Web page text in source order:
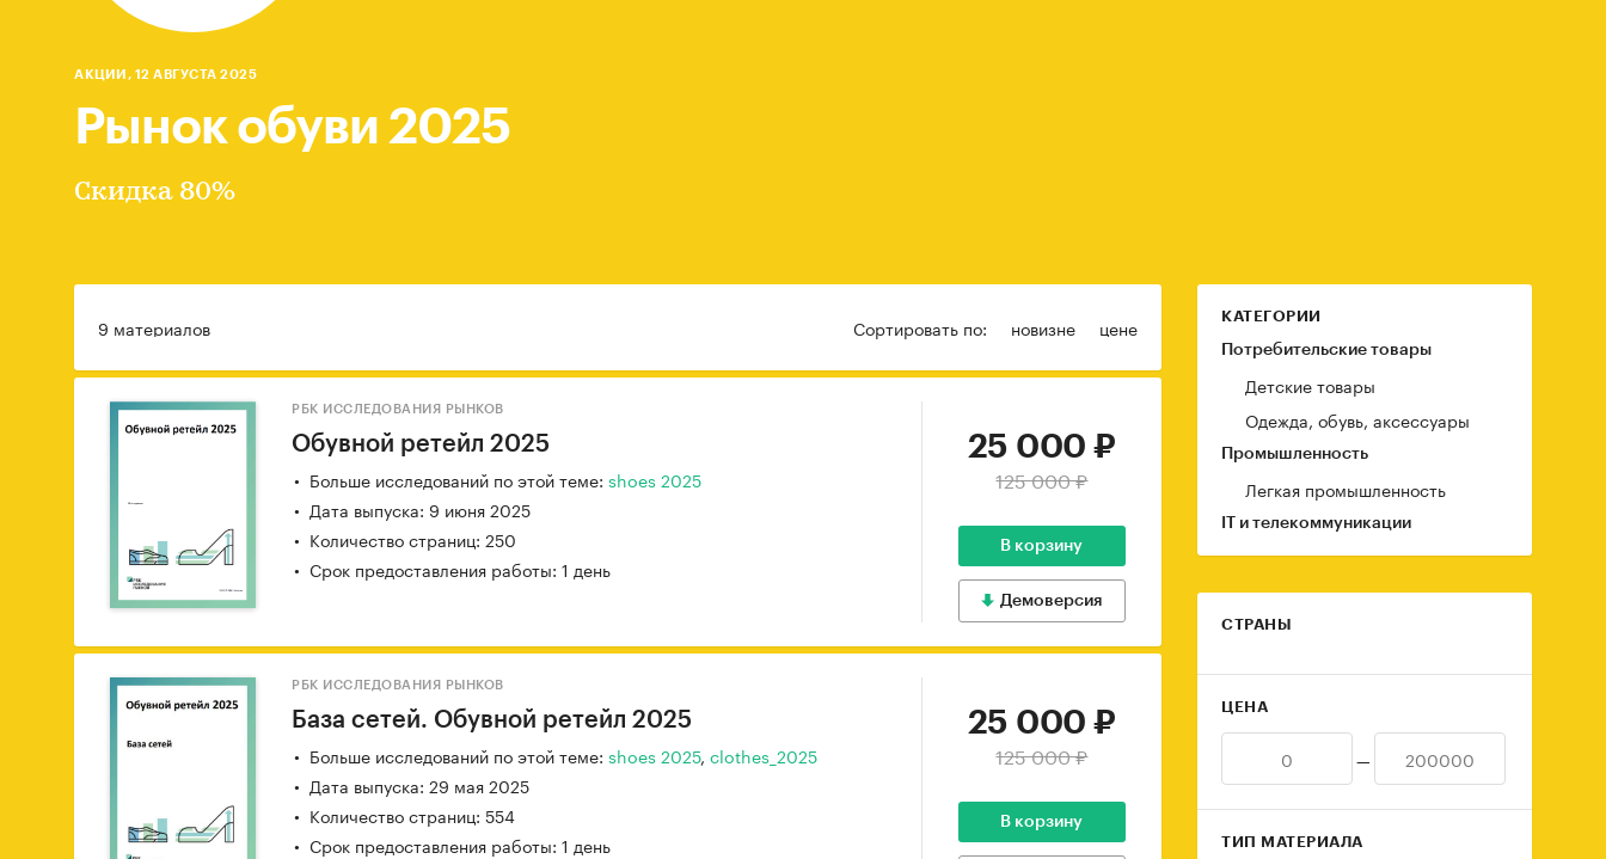
АКЦИИ, 12 АВГУСТА 2025
Рынок обуви 2025
Скидка 80%
Сортировать по: новизне цене
9 материалов КАТЕГОРИИ
Потребительские товары
Детские товары
Одежда, обувь, аксессуары
Промышленность
Легкая промышленность
IT и телекоммуникации
СТРАНЫ
ЦЕНА
—
ТИП МАТЕРИАЛА
РБК ИССЛЕДОВАНИЯ РЫНКОВ
Обувной ретейл 2025
Больше исследований по этой теме: shoes 2025
Дата выпуска: 9 июня 2025
Количество страниц: 250
Срок предоставления работы: 1 день
25 000 ₽
125 000 ₽
В корзину
Демоверсия
РБК ИССЛЕДОВАНИЯ РЫНКОВ
База сетей. Обувной ретейл 2025
Больше исследований по этой теме: shoes 2025,clothes_2025
Дата выпуска: 29 мая 2025
Количество страниц: 554
Срок предоставления работы: 1 день
25 000 ₽
125 000 ₽
В корзину